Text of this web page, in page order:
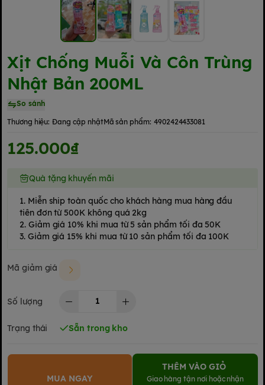
Xịt Chống Muỗi Và Côn Trùng
Nhật Bản 200ML
So sánh
Thương hiệu: Đang cập nhậtMã sản phẩm: 4902424433081
125.000₫
Quà tặng khuyến mãi
1. Miễn ship toàn quốc cho khách hàng mua hàng đầu
tiên đơn từ 500K không quá 2kg
2. Giảm giá 10% khi mua từ 5 sản phẩm tối đa 50K
3. Giảm giá 15% khi mua từ 10 sản phẩm tối đa 100K
Mã giảm giá
Số lượng
Trạng thái Sẵn trong kho
MUA NGAY
THÊM VÀO GIỎ
Giao hàng tận nơi hoặc nhận